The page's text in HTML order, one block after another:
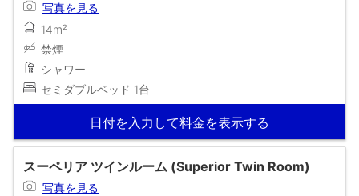
写真を見る
14m²
禁煙
シャワー
セミダブルベッド 1台
日付を入力して料金を表示する
スーペリア ツインルーム (Superior Twin Room)
写真を見る